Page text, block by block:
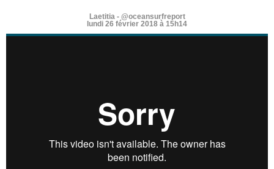
Laetitia- @oceansurfreport
lundi 26 février 2018 à 15h14